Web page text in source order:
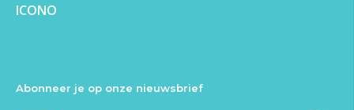
ICONO
Abonneer je op onze nieuwsbrief